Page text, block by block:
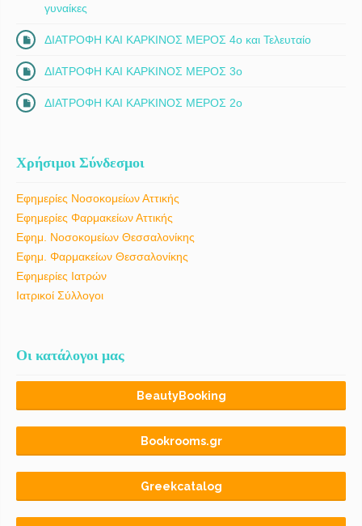
γυναίκες
ΔΙΑΤΡΟΦΗ ΚΑΙ ΚΑΡΚΙΝΟΣ ΜΕΡΟΣ 4ο και Τελευταίο
ΔΙΑΤΡΟΦΗ ΚΑΙ ΚΑΡΚΙΝΟΣ ΜΕΡΟΣ 3ο
ΔΙΑΤΡΟΦΗ ΚΑΙ ΚΑΡΚΙΝΟΣ ΜΕΡΟΣ 2ο
Χρήσιμοι Σύνδεσμοι
Εφημερίες Νοσοκομείων Αττικής
Εφημερίες Φαρμακείων Αττικής
Εφημ. Νοσοκομείων Θεσσαλονίκης
Εφημ. Φαρμακείων Θεσσαλονίκης
Εφημερίες Ιατρών
Ιατρικοί Σύλλογοι
Οι κατάλογοι μας
BeautyBooking
Bookrooms.gr
Greekcatalog